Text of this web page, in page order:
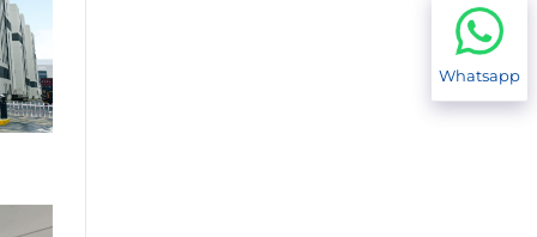
Whatsapp